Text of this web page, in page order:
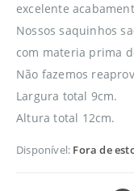
excelente
Nossos saquinhos
com materia prima
Não fazemos
Largura total 9cm.
Altura total 12cm.
Disponível: Fora de